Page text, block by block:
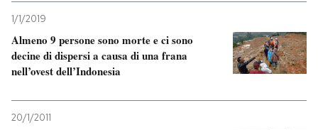
1/1/2019
Almeno 9 persone sono morte e ci sono
decine di dispersi a causa di una frana
nell’ovest dell’Indonesia
20/1/2011